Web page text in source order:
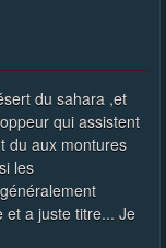
du sahara ,et
qui assistent
du aux montures
les
et a juste titre... Je